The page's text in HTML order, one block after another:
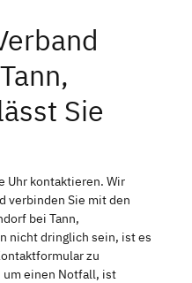
Sie
Uhr kontaktieren. Wir
verbinden Sie mit den
bei Tann,
nicht dringlich sein, ist es
zu
um einen Notfall, ist